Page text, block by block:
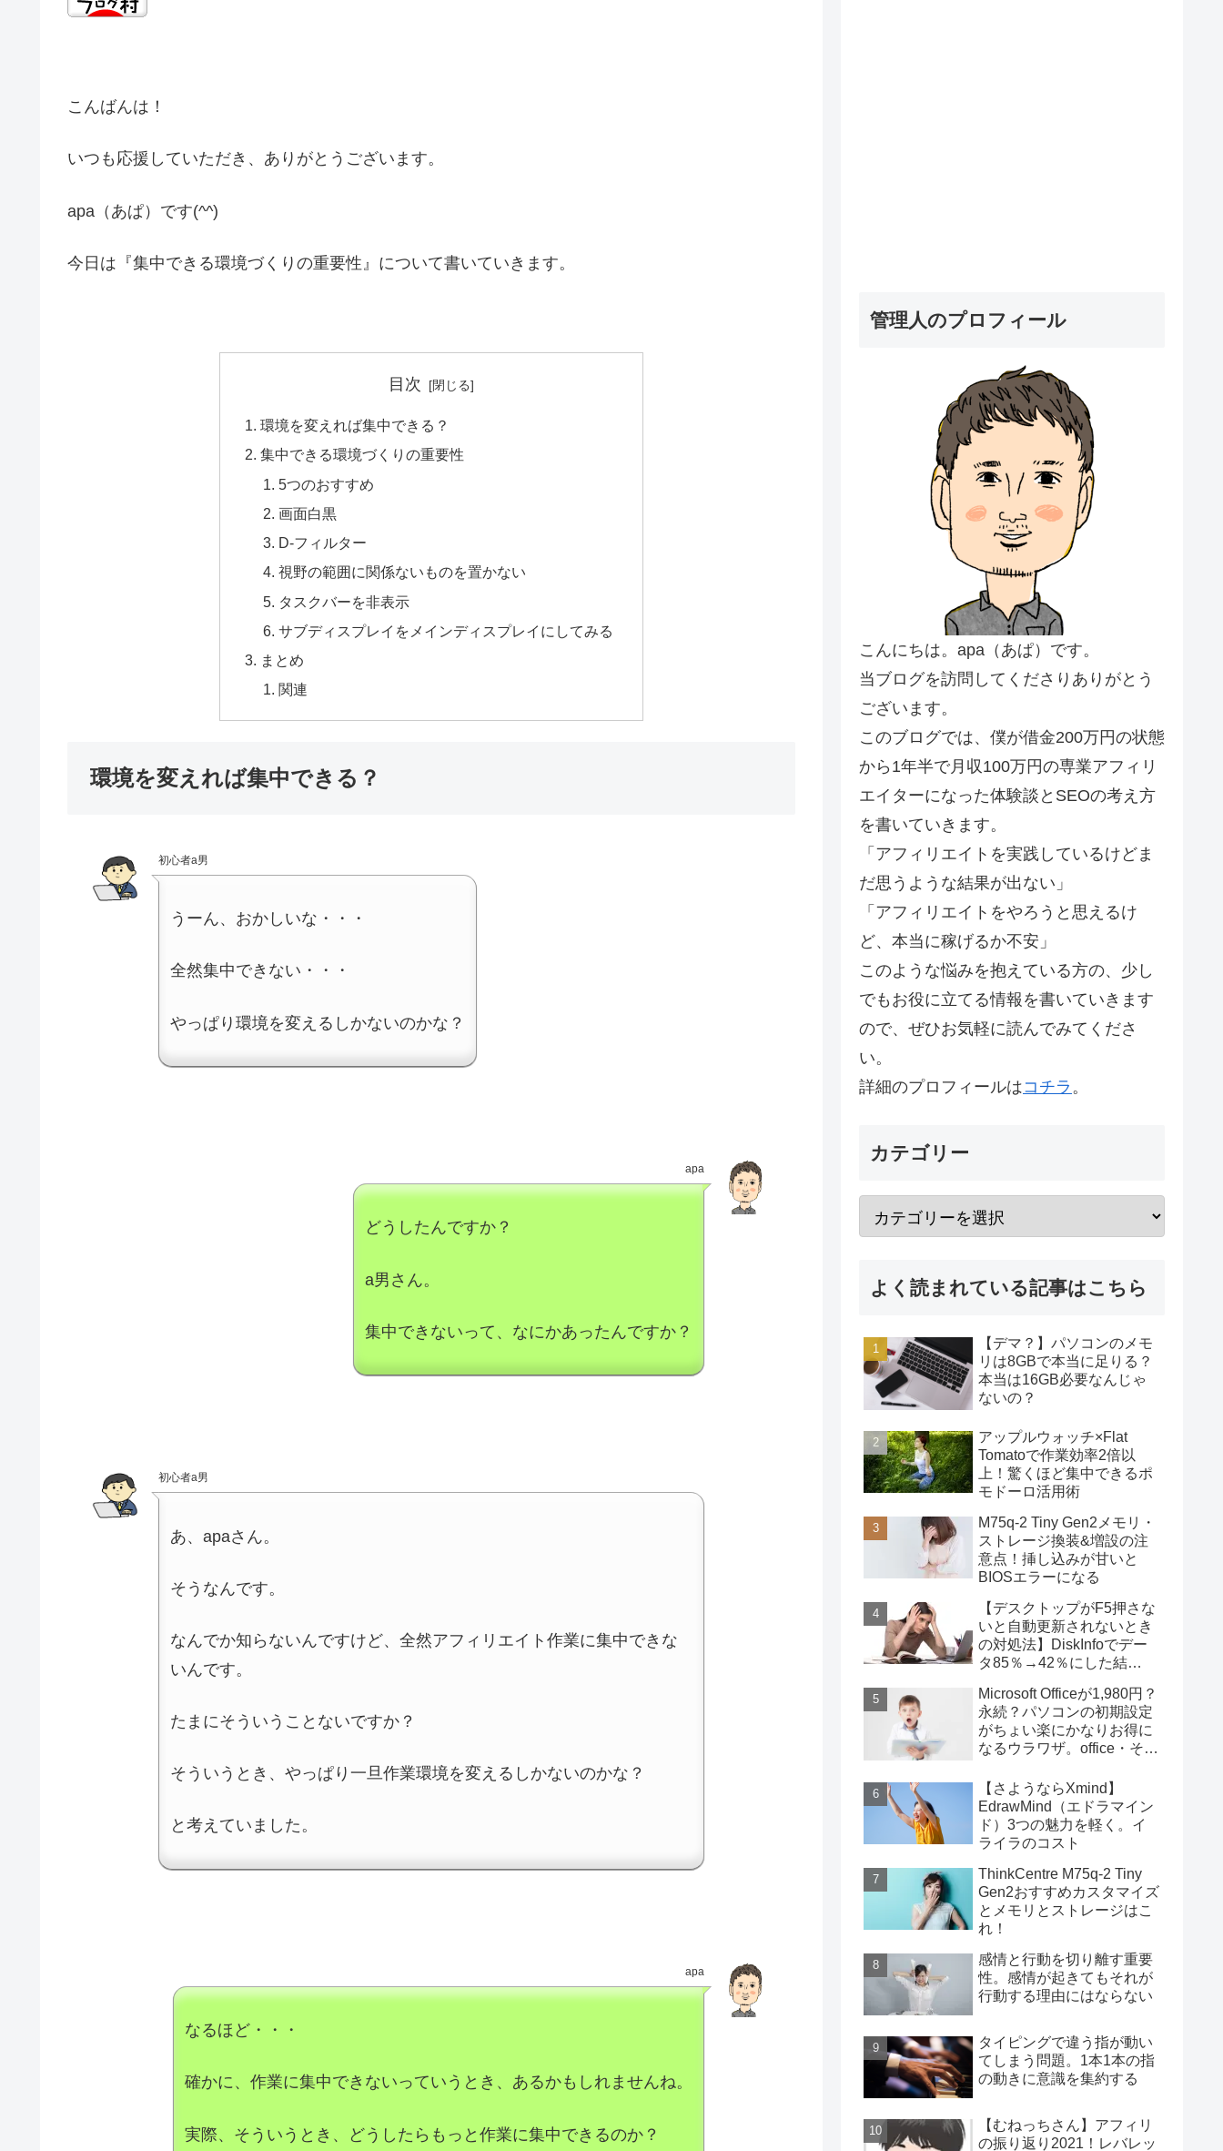
こんばんは！
いつも応援していただき、ありがとうございます。
apa（あぱ）です(^^)
今日は『集中できる環境づくりの重要性』について書いていきます。
目次
環境を変えれば集中できる？
集中できる環境づくりの重要性
5つのおすすめ
画面白黒
D-フィルター
視野の範囲に関係ないものを置かない
タスクバーを非表示
サブディスプレイをメインディスプレイにしてみる
まとめ
関連
環境を変えれば集中できる？
初心者a男
うーん、おかしいな・・・
全然集中できない・・・
やっぱり環境を変えるしかないのかな？
apa
どうしたんですか？
a男さん。
集中できないって、なにかあったんですか？
初心者a男
あ、apaさん。
そうなんです。
なんでか知らないんですけど、全然アフィリエイト作業に集中できな
いんです。
たまにそういうことないですか？
そういうとき、やっぱり一旦作業環境を変えるしかないのかな？
と考えていました。
apa
なるほど・・・
確かに、作業に集中できないっていうとき、あるかもしれませんね。
実際、そういうとき、どうしたらもっと作業に集中できるのか？
管理人のプロフィール
こんにちは。apa（あぱ）です。
当ブログを訪問してくださりありがとう
ございます。
このブログでは、僕が借金200万円の状態
から1年半で月収100万円の専業アフィリ
エイターになった体験談とSEOの考え方
を書いていきます。
「アフィリエイトを実践しているけどま
だ思うような結果が出ない」
「アフィリエイトをやろうと思えるけ
ど、本当に稼げるか不安」
このような悩みを抱えている方の、少し
でもお役に立てる情報を書いていきます
ので、ぜひお気軽に読んでみてくださ
い。
詳細のプロフィールはコチラ 。
カテゴリー
よく読まれている記事はこちら
【デマ？】パソコンのメモ
リは8GBで本当に足りる？
本当は16GB必要なんじゃ
ないの？
アップルウォッチ×Flat
Tomatoで作業効率2倍以
上！驚くほど集中できるポ
モドーロ活用術
M75q-2 Tiny Gen2メモリ・
ストレージ換装&増設の注
意点！挿し込みが甘いと
BIOSエラーになる
【デスクトップがF5押さな
いと自動更新されないとき
の対処法】DiskInfoでデー
タ85％→42％にした結
Microsoft Officeが1,980円？
永続？パソコンの初期設定
がちょい楽にかなりお得に
なるウラワザ。office・その
【さようならXmind】
EdrawMind（エドラマイン
ド）3つの魅力を軽く。イ
ライラのコスト
ThinkCentre M75q-2 Tiny
Gen2おすすめカスタマイズ
とメモリとストレージはこ
れ！
感情と行動を切り離す重要
性。感情が起きてもそれが
行動する理由にはならない
タイピングで違う指が動い
てしまう問題。1本1本の指
の動きに意識を集約する
【むねっちさん】アフィリ
の振り返り2021！レバレッ